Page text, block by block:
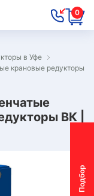
0
П
о
д
б
о
р
м
о
т
о
р
-
р
е
д
у
к
т
о
р
в Уфе
крановые редукторы
ВК |